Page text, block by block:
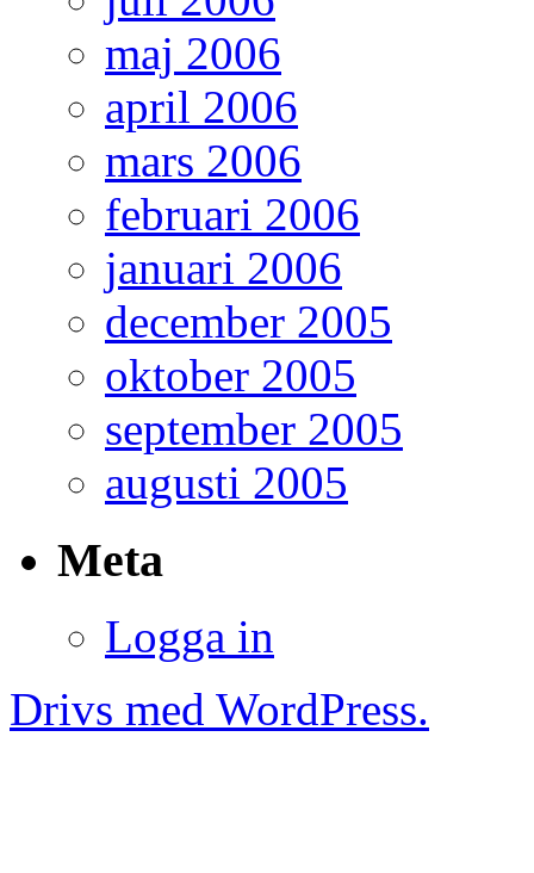
maj 2006
april 2006
mars 2006
februari 2006
januari 2006
december 2005
oktober 2005
september 2005
augusti 2005
Meta
Logga in
Drivs med WordPress.